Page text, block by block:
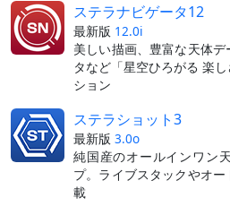
ステラナビゲータ12
最新版 12.0i
美しい描画、豊富な天体
タなど「星空ひろがる 楽
ション
ステラショット3
最新版 3.0o
純国産のオールインワン
プ。ライブスタックやオ
載